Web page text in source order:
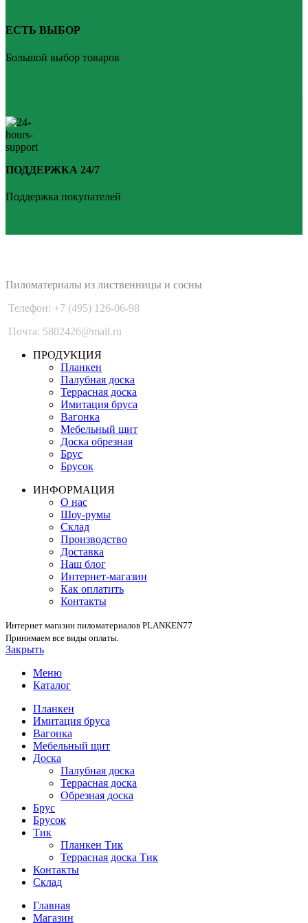
ЕСТЬ ВЫБОР
Большой выбор товаров
ПОДДЕРЖКА 24/7
Поддержка покупателей
Пиломатериалы из лиственницы и сосны
Телефон: +7 (495) 126-06-98
Почта: 5802426@mail.ru
ПРОДУКЦИЯ
Планкен
Палубная доска
Террасная доска
Имитация бруса
Вагонка
Мебельный щит
Доска обрезная
Брус
Брусок
ИНФОРМАЦИЯ
О нас
Шоу-румы
Склад
Производство
Доставка
Наш блог
Интернет-магазин
Как оплатить
Контакты
Интернет магазин пиломатериалов PLANKEN77
Принимаем все виды оплаты.
Закрыть
Меню
Каталог
Планкен
Имитация бруса
Вагонка
Мебельный щит
Доска
Палубная доска
Террасная доска
Обрезная доска
Брус
Брусок
Тик
Планкен Тик
Террасная доска Тик
Контакты
Склад
Главная
Магазин